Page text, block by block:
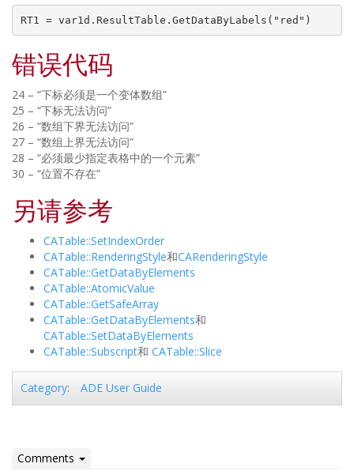
错误代码
24 – “下标必须是一个变体数组”
25 – “下标无法访问”
26 – “数组下界无法访问”
27 – “数组上界无法访问”
28 – “必须最少指定表格中的一个元素”
30 – “位置不存在”
另请参考
CATable::SetIndexOrder
CATable::RenderingStyle和CARenderingStyle
CATable::GetDataByElements
CATable::AtomicValue
CATable::GetSafeArray
CATable::GetDataByElements和
CATable::SetDataByElements
CATable::Subscript和 CATable::Slice
Category: ADE User Guide
Comments